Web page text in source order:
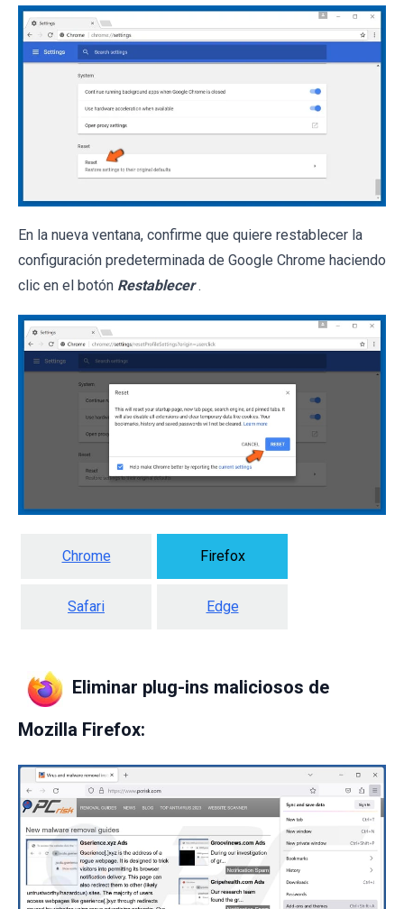
En la nueva ventana, confirme que quiere restablecer la
configuración predeterminada de Google Chrome haciendo
clic en el botón Restablecer .
Chrome Firefox
Safari Edge
Eliminar plug-ins maliciosos de
Mozilla Firefox: